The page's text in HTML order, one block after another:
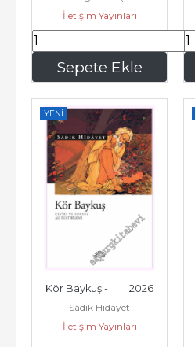
Sepete Ekle
İletişim Yayınları
233,10
YENI
Kör Baykuş -         2026
Sâdık Hidayet
İletişim Yayınları